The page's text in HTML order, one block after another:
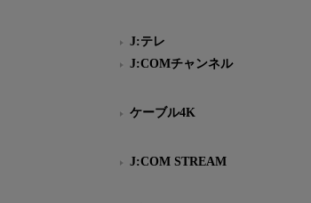
J:テレ
J:COMチャンネル
ケーブル4K
J:COM STREAM